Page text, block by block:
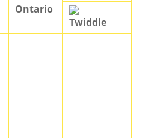
Ontario
Twiddle